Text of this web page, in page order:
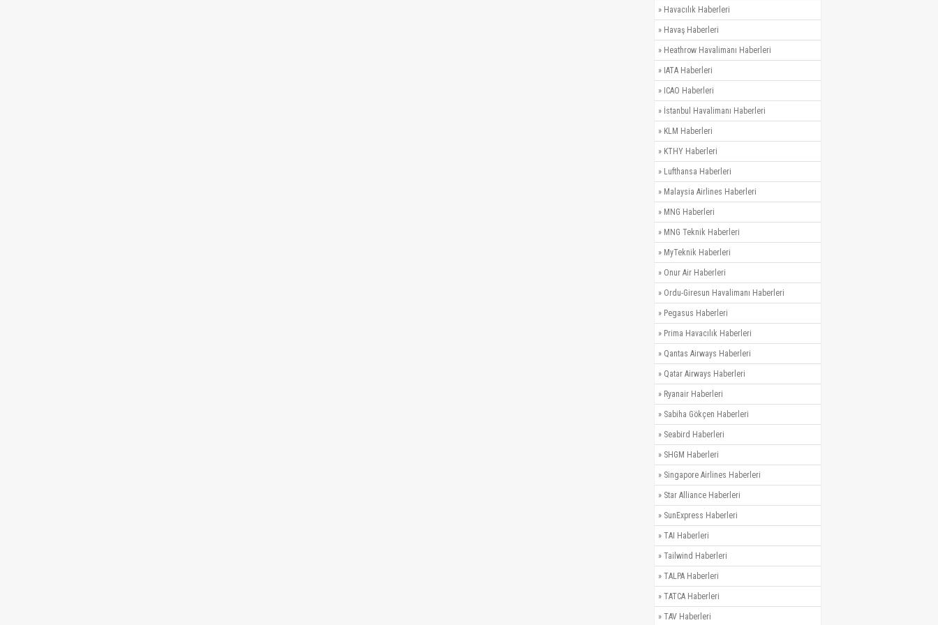
» Havacılık Haberleri
» Havaş Haberleri
» Heathrow Havalimanı Haberleri
» IATA Haberleri
» ICAO Haberleri
» İstanbul Havalimanı Haberleri
» KLM Haberleri
» KTHY Haberleri
» Lufthansa Haberleri
» Malaysia Airlines Haberleri
» MNG Haberleri
» MNG Teknik Haberleri
» MyTeknik Haberleri
» Onur Air Haberleri
» Ordu-Giresun Havalimanı Haberleri
» Pegasus Haberleri
» Prima Havacılık Haberleri
» Qantas Airways Haberleri
» Qatar Airways Haberleri
» Ryanair Haberleri
» Sabiha Gökçen Haberleri
» Seabird Haberleri
» SHGM Haberleri
» Singapore Airlines Haberleri
» Star Alliance Haberleri
» SunExpress Haberleri
» TAI Haberleri
» Tailwind Haberleri
» TALPA Haberleri
» TATCA Haberleri
» TAV Haberleri